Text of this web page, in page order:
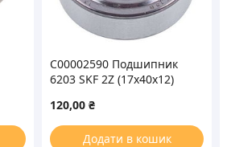
C00002590 Подшипник
6203 SKF 2Z (17x40x12)
120,00 ₴
Додати в кошик